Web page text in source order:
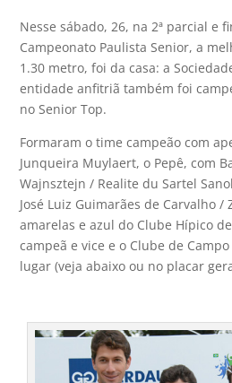
Nesse sábado, 26, na 2ª parcial e
Campeonato Paulista Senior, a
1.30 metro, foi da casa: a
entidade anfitriã também foi
no Senior Top.
Formaram o time campeão com
Junqueira Muylaert, o Pepê, com
Wajnsztejn / Realite du Sartel
José Luiz Guimarães de Carvalho /
amarelas e azul do Clube Hípico
campeã e vice e o Clube de
lugar (veja abaixo ou no placar